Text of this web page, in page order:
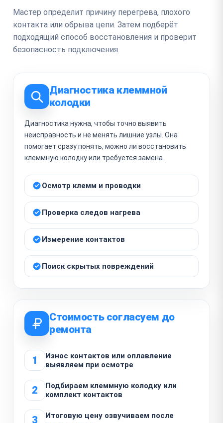
Мастер определит причину перегрева, плохого
контакта или обрыва цепи. Затем подберёт
подходящий способ восстановления и проверит
безопасность подключения.
Диагностика клеммной
колодки
Диагностика нужна, чтобы точно выявить
неисправность и не менять лишние узлы. Она
помогает сразу понять, можно ли восстановить
клеммную колодку или требуется замена.
Осмотр клемм и проводки
Проверка следов нагрева
Измерение контактов
Поиск скрытых повреждений
Стоимость согласуем до
ремонта
1
Износ контактов или оплавление
выявляем при осмотре
2
Подбираем клеммную колодку или
комплект контактов
3
Итоговую цену озвучиваем после